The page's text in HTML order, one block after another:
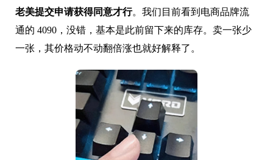
老美提交申请获得同意才行。我们目前看到电商品牌流
通的 4090，没错，基本是此前留下来的库存。卖一张少
一张，其价格动不动翻倍涨也就好解释了。